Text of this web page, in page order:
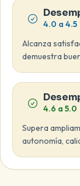
4.0 a 4.5
Alcanza
demuestra
4.6 a 5.0
Supera
autonomía,